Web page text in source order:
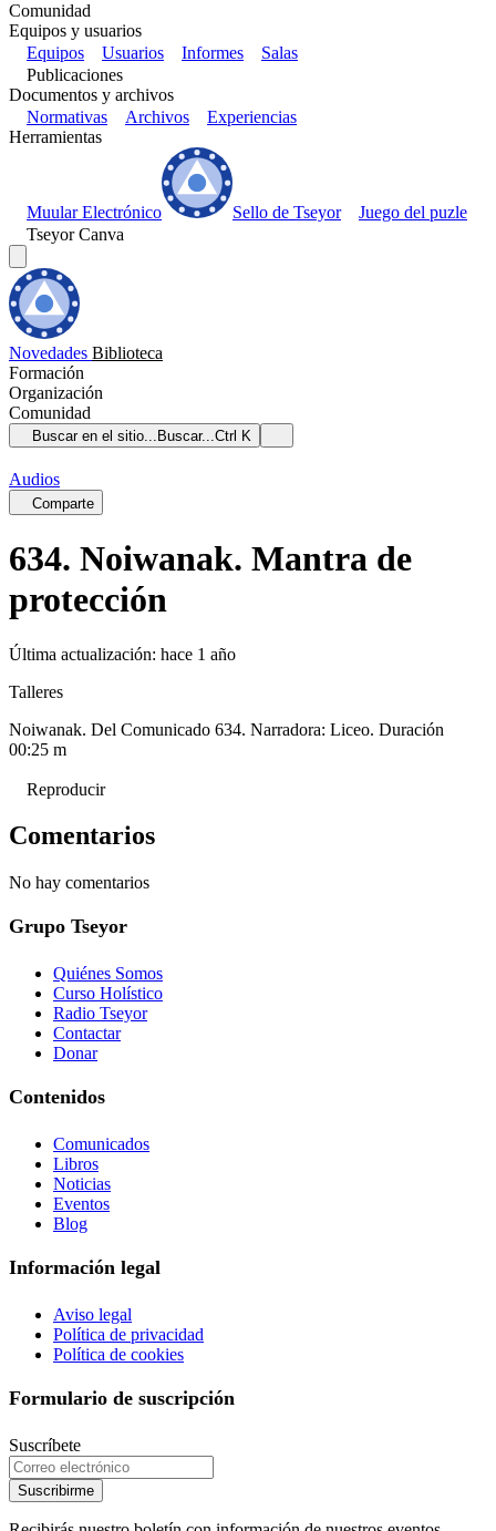
Comunidad
Equipos y usuarios
Equipos
Usuarios Informes
Salas
Publicaciones
Documentos y archivos
Normativas
Archivos
Experiencias
Herramientas
Muular Electrónico Sello de Tseyor
Juego del puzle
Tseyor Canva
Novedades Biblioteca
Formación
Organización
Comunidad
Buscar en el sitio... Buscar...Ctrl K
Audios
Comparte
634. Noiwanak. Mantra de
protección
Última actualización: hace 1 año
Talleres
Noiwanak. Del Comunicado 634. Narradora: Liceo. Duración
00:25 m
Reproducir
Comentarios
No hay comentarios
Grupo Tseyor
Quiénes Somos
Curso Holístico
Radio Tseyor
Contactar
Donar
Contenidos
Comunicados
Libros
Noticias
Eventos
Blog
Información legal
Aviso legal
Política de privacidad
Política de cookies
Formulario de suscripción
Suscríbete
Suscribirme